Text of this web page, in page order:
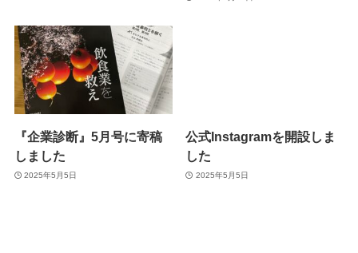
『企業診断』5月号に寄稿
しました
2025年5月5日
公式Instagramを開設しま
した
2025年5月5日